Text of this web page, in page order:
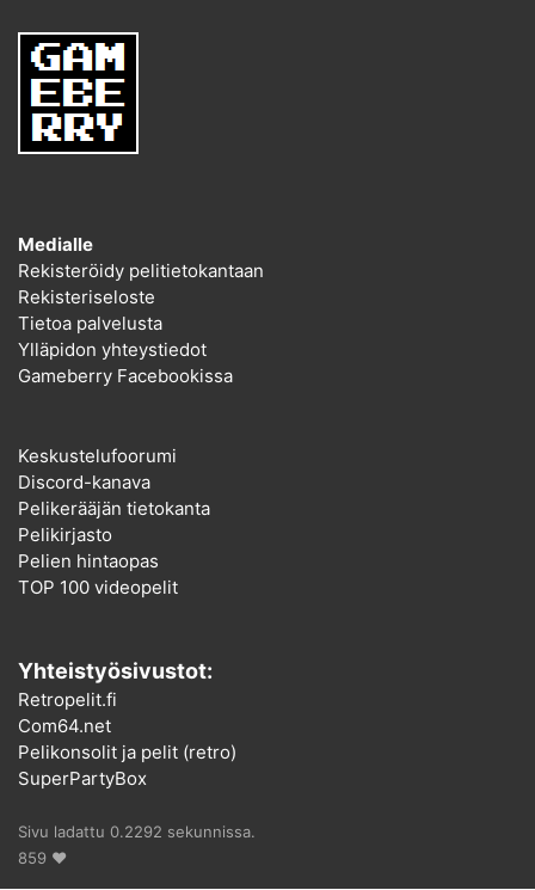
Medialle
Rekisteröidy pelitietokantaan
Rekisteriseloste
Tietoa palvelusta
Ylläpidon yhteystiedot
Gameberry Facebookissa
Keskustelufoorumi
Discord-kanava
Pelikerääjän tietokanta
Pelikirjasto
Pelien hintaopas
TOP 100 videopelit
Yhteistyösivustot:
Retropelit.fi
Com64.net
Pelikonsolit ja pelit (retro)
SuperPartyBox
Sivu ladattu 0.2292 sekunnissa.
859 ♥